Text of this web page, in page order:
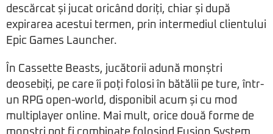
descărcat și jucat oricând doriți, chiar și după
expirarea acestui termen, prin intermediul clientului
Epic Games Launcher.
În Cassette Beasts, jucătorii adună monștri
deosebiți, pe care îi poți folosi în bătălii pe ture, într-
un RPG open-world, disponibil acum și cu mod
multiplayer online. Mai mult, orice două forme de